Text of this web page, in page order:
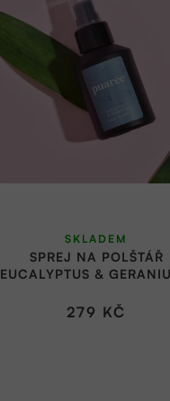
SPREJ NA POLŠTÁŘ
EUCALYPTUS &
SKLADEM
279 KČ